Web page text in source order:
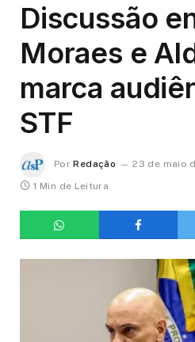
Discussão
Moraes e
marca
STF
Por Redação
23 de maio
1 Min de Leitura